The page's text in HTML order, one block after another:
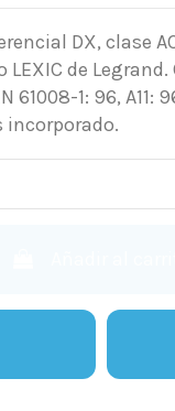
DX, clase
LEXIC de
61008-1: 96, A11:
incorporado.